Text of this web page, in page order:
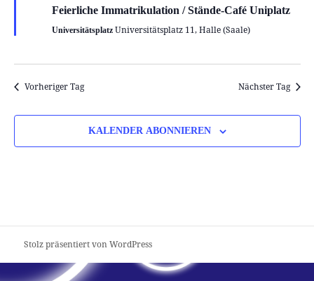
Feierliche Immatrikulation / Stände-Café Uniplatz
Universitätsplatz Universitätsplatz 11, Halle (Saale)
Vorheriger Tag Nächster Tag
KALENDER ABONNIEREN
Stolz präsentiert von WordPress